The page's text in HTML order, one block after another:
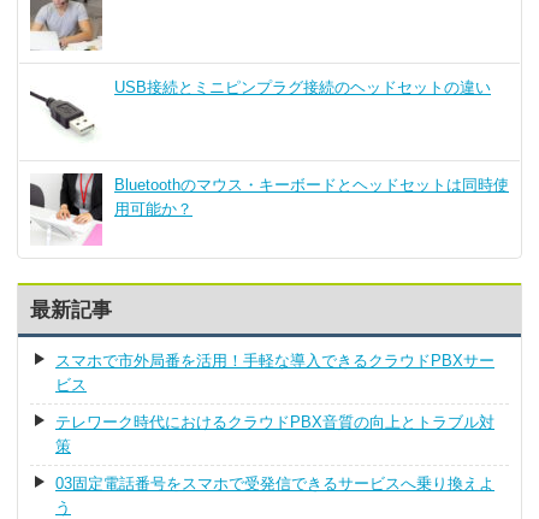
USB接続とミニピンプラグ接続のヘッドセットの違い
Bluetoothのマウス・キーボードとヘッドセットは同時使
用可能か？
最新記事
スマホで市外局番を活用！手軽な導入できるクラウドPBXサー
ビス
テレワーク時代におけるクラウドPBX音質の向上とトラブル対
策
03固定電話番号をスマホで受発信できるサービスへ乗り換えよ
う